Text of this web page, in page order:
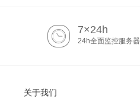
7×24h
24h全面监控服务器
关于我们